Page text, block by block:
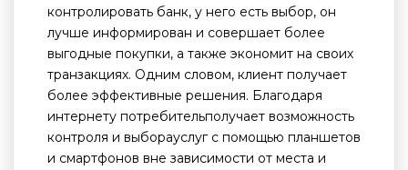
контролировать банк, у него есть выбор, он
лучше информирован и совершает более
выгодные покупки, а также экономит на своих
транзакциях. Одним словом, клиент получает
более эффективные решения. Благодаря
интернету потребительполучает возможность
контроля и выборауслуг с помощью планшетов
и смартфонов вне зависимости от места и